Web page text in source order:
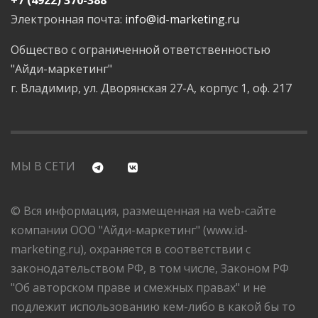
Электронная почта: info@id-marketing.ru
Общество с ограниченной ответственностью
"Айди-маркетинг"
г. Владимир, ул. Дворянская 27-А, корпус 1, оф. 217
МЫ В СЕТИ
© Вся информация, размещенная на web-сайте
компании ООО "Айди-маркетинг" (www.id-
marketing.ru), охраняется в соответствии с
законодательством РФ, в том числе, Законом РФ
"Об авторском праве и смежных правах" и не
подлежит использованию кем-либо в какой бы то